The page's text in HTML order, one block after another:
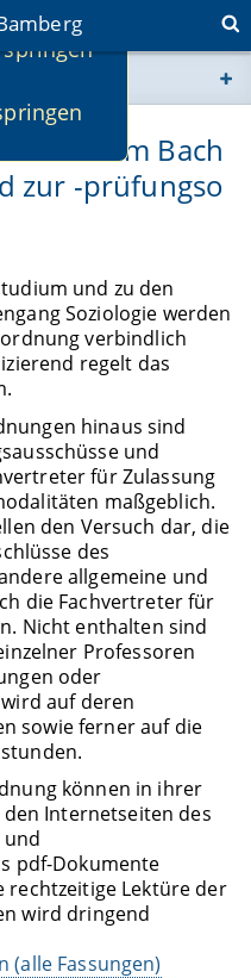
zum Bach
zur -prüfungso
und zu den
Soziologie werden
verbindlich
regelt das
hinaus sind
und
für Zulassung
maßgeblich.
den Versuch dar, die
des
allgemeine und
die Fachvertreter für
Nicht enthalten sind
Professoren
oder
auf deren
sowie ferner auf die
können in ihrer
Internetseiten des
und
pdf-Dokumente
rechtzeitige Lektüre der
wird dringend
(alle Fassungen)